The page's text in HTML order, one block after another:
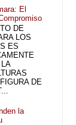
El
DE
LOS
ES
DE
la